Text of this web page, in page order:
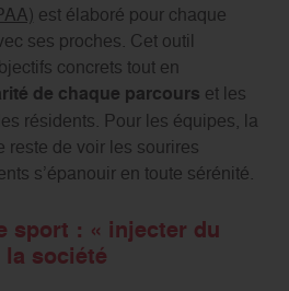
est élaboré pour chaque
ses proches. Cet outil
concrets tout en
de chaque parcours et les
résidents. Pour les équipes, la
reste de voir les sourires
s’épanouir en toute sérénité.
sport : « injecter du
la société